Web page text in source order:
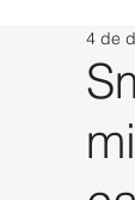
4 de